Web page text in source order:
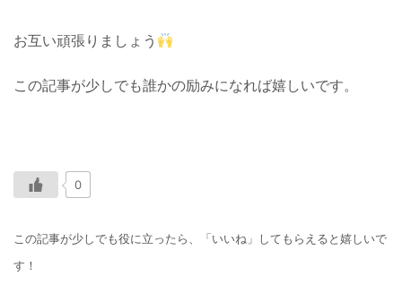
お互い頑張りましょう
この記事が少しでも誰かの励みになれば嬉しいです。
0
この記事が少しでも役に立ったら、「いいね」してもらえると嬉しいで
す！